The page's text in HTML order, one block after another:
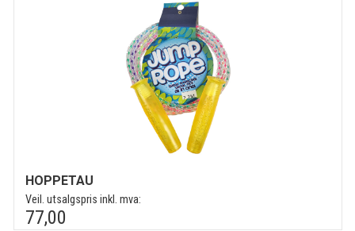
HOPPETAU
Veil. utsalgspris inkl. mva:
77,00